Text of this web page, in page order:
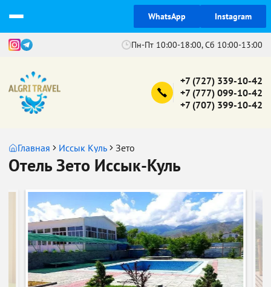
WhatsApp Instagram
Пн-Пт 10:00-18:00, Сб 10:00-13:00
+7 (727) 339-10-42
+7 (777) 099-10-42
+7 (707) 399-10-42
Главная Иссык Куль Зето
Отель Зето Иссык-Куль